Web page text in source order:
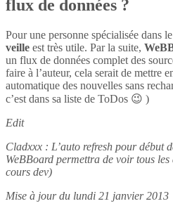
flux de données ?
Pour une personne spécialisée dans
veille est très utile. Par la suite,
un flux de données complet des
faire à l’auteur, cela serait de mettre
automatique des nouvelles sans
c’est dans sa liste de ToDos 😉 )
Edit
Cladxxx : L’auto refresh pour début
WeBBoard permettra de voir tous les
cours dev)
Mise à jour du lundi 21 janvier 2013